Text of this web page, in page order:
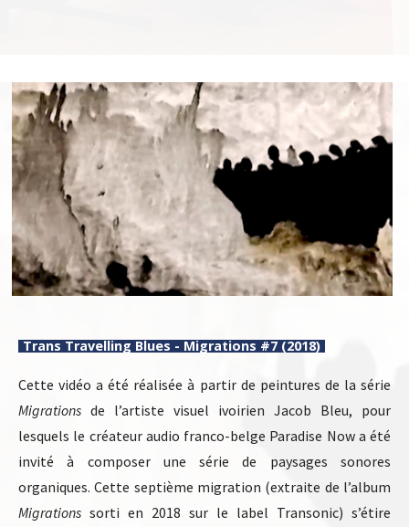
Trans Travelling Blues - Migrations #7 (2018)
Cette vidéo a été réalisée à partir de peintures de la série
Migrations de l’artiste visuel ivoirien Jacob Bleu, pour
lesquels le créateur audio franco-belge Paradise Now a été
invité à composer une série de paysages sonores
organiques. Cette septième migration (extraite de l’album
Migrations sorti en 2018 sur le label Transonic) s’étire